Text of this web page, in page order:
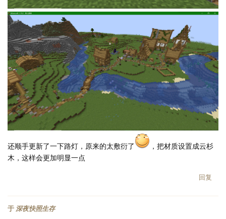
还顺手更新了一下路灯，原来的太敷衍了
，把材质设置成云杉
木，这样会更加明显一点
回复
于 深夜快照生存